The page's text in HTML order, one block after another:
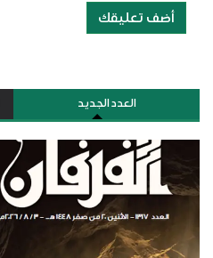
أضف تعليقك
العدد الجديد